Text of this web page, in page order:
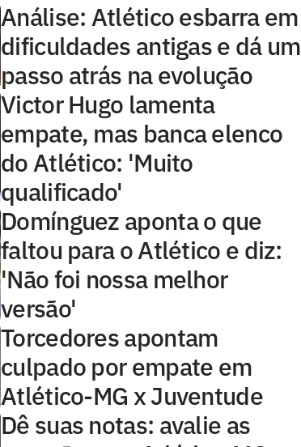
Análise: Atlético esbarra em
dificuldades antigas e dá um
passo atrás na evolução
Victor Hugo lamenta
empate, mas banca elenco
do Atlético: 'Muito
qualificado'
Domínguez aponta o que
faltou para o Atlético e diz:
'Não foi nossa melhor
versão'
Torcedores apontam
culpado por empate em
Atlético-MG x Juventude
Dê suas notas: avalie as